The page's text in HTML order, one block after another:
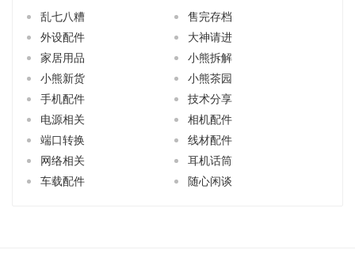
乱七八糟
售完存档
外设配件
大神请进
家居用品
小熊拆解
小熊新货
小熊茶园
手机配件
技术分享
电源相关
相机配件
端口转换
线材配件
网络相关
耳机话筒
车载配件
随心闲谈